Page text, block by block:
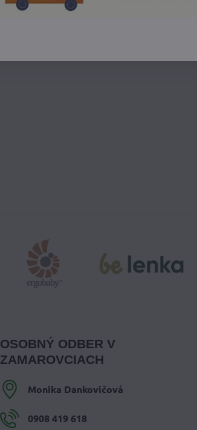
OSOBNÝ ODBER V
ZAMAROVCIACH
Monika Dankovičová
0908 419 618